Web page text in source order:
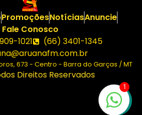
PromoçõesNotíciasAnuncie
Fale Conosco
1021
(66) 3401-1345
673 - Centro - Barra do Garças / MT
Direitos Reservados
1